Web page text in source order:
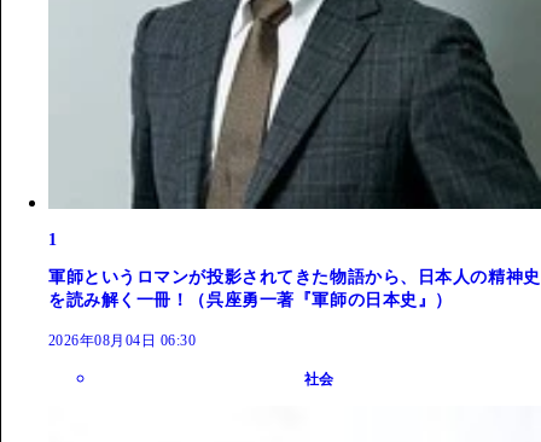
1
軍師というロマンが投影されてきた物語から、日本人の精神史
を読み解く一冊！（呉座勇一著『軍師の日本史』）
2026年08月04日 06:30
社会